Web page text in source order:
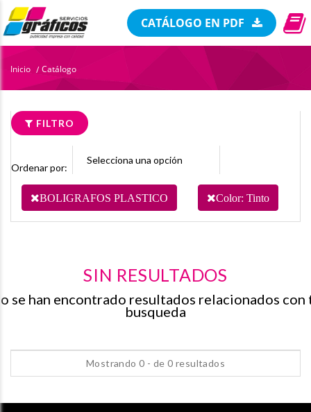
CATÁLOGO EN PDF
Inicio / Catálogo
FILTRO
Ordenar por:
BOLIGRAFOS PLASTICO Color: Tinto
SIN RESULTADOS
se han encontrado resultados relacionados con
busqueda
Mostrando 0 - de 0 resultados